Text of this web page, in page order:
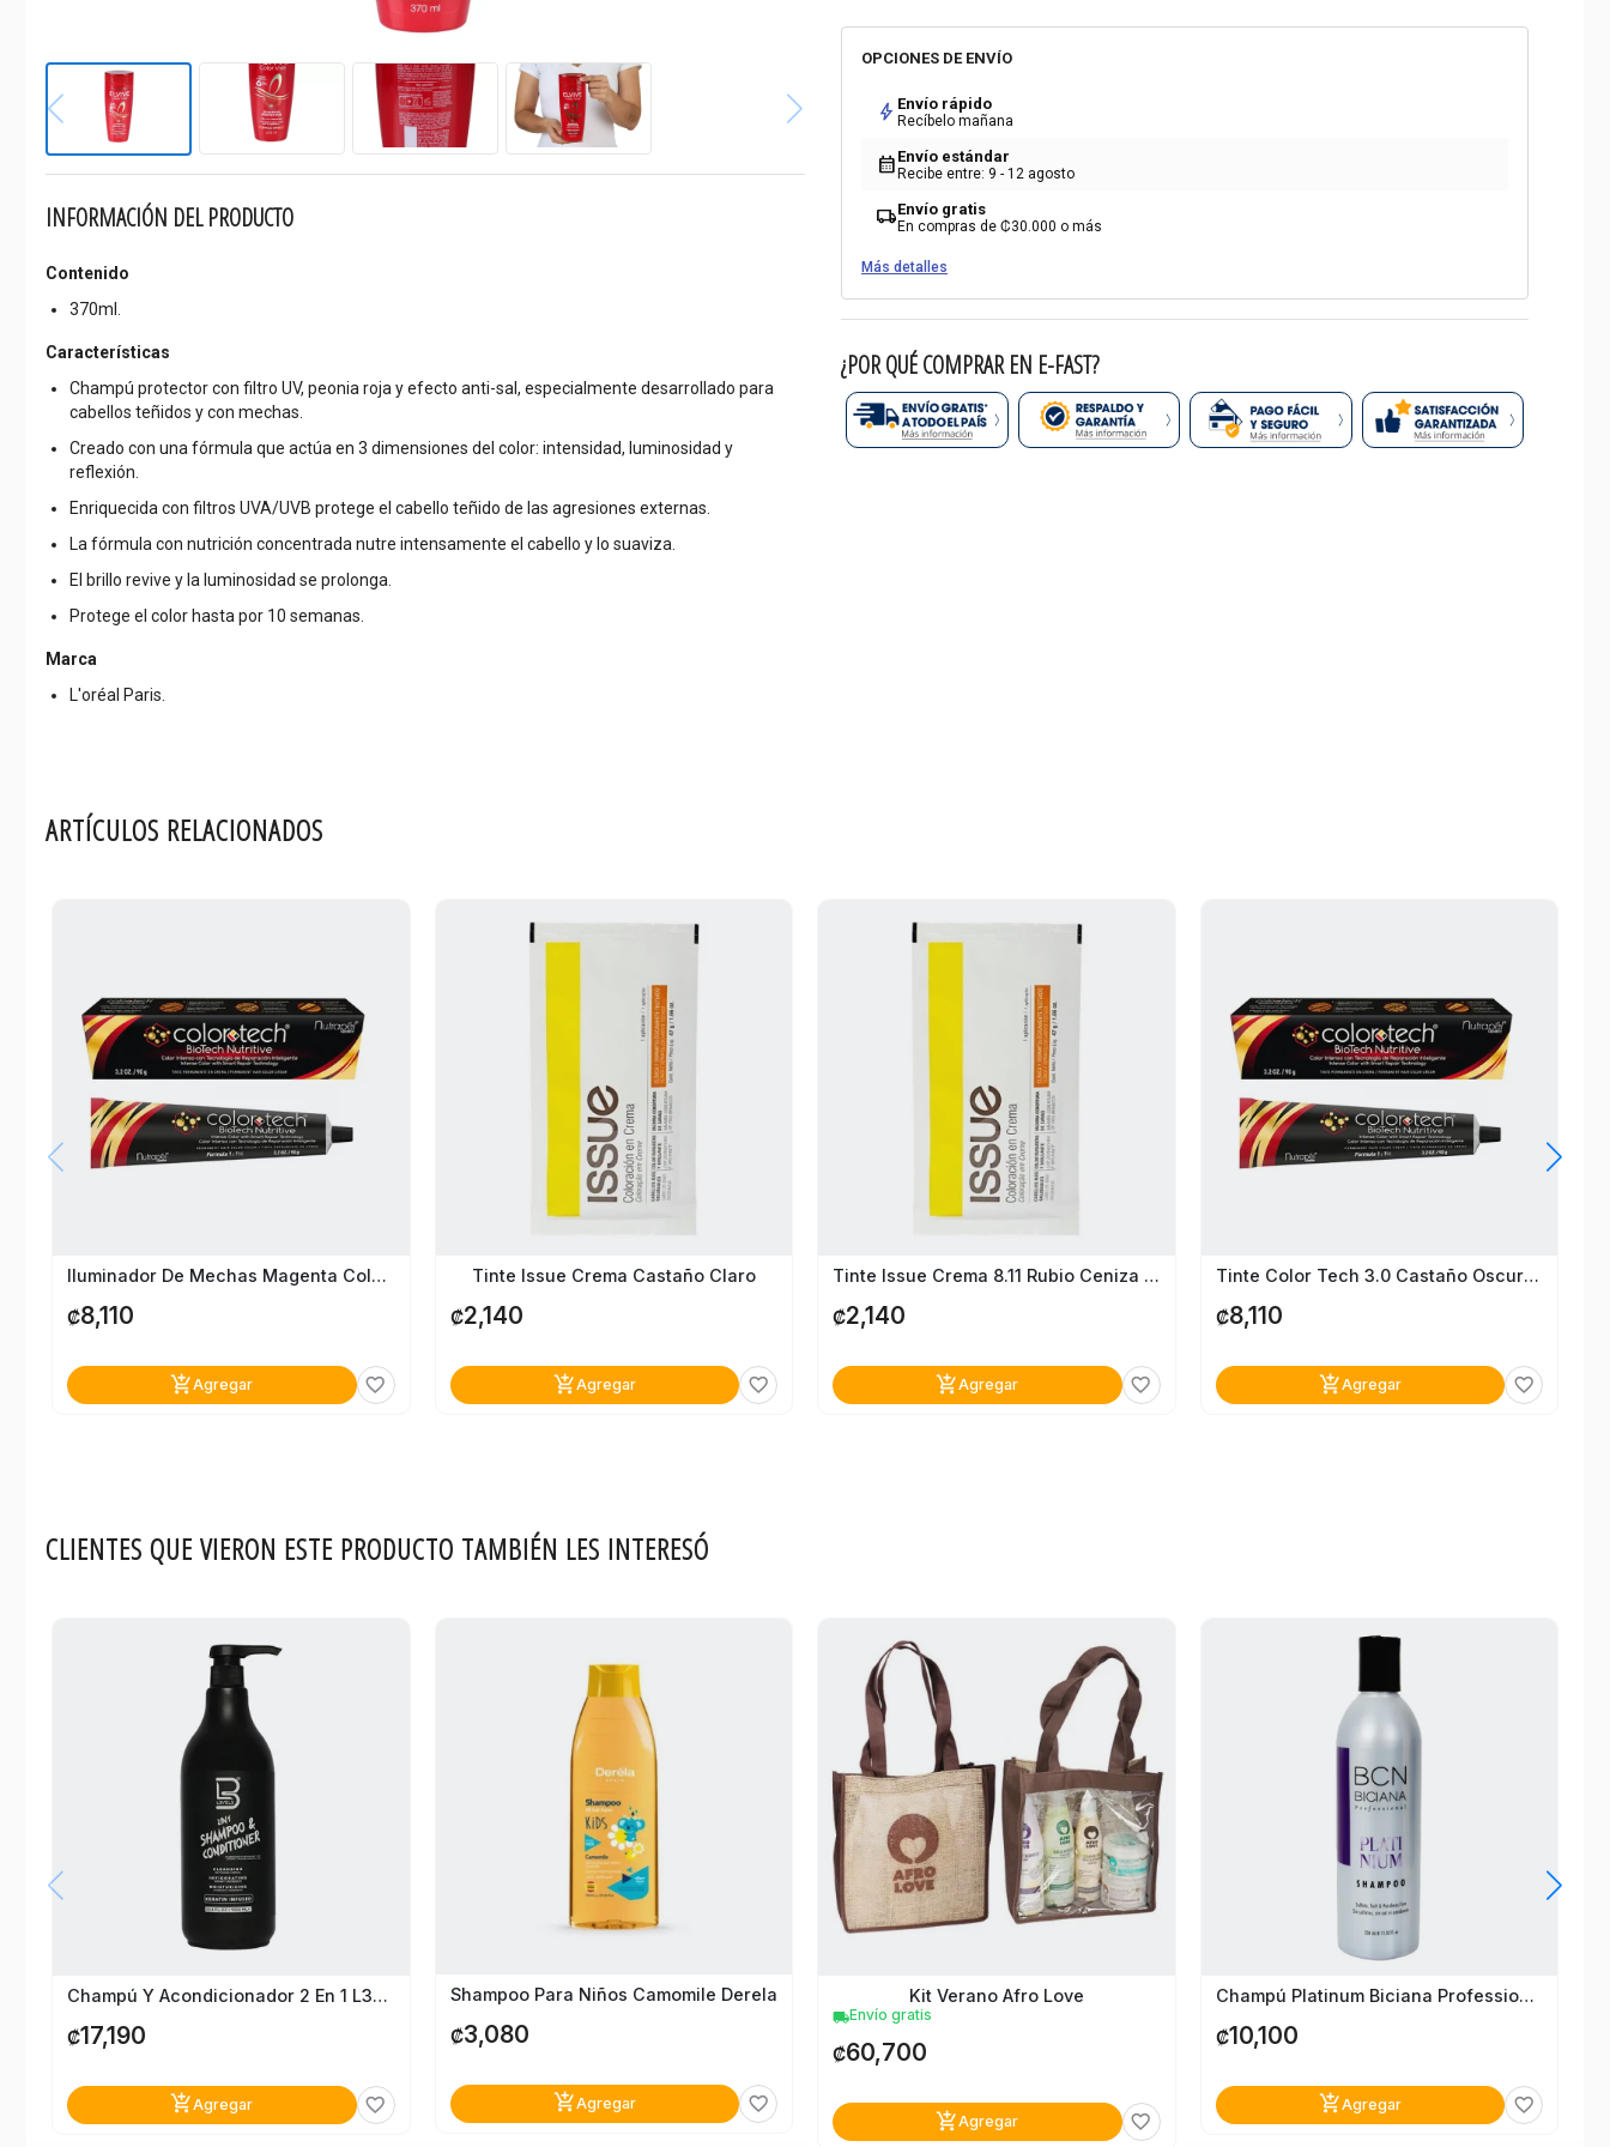
INFORMACIÓN DEL PRODUCTO
Contenido
370ml.
Características
Champú protector con filtro UV, peonia roja y efecto anti-sal, especialmente desarrollado para
cabellos teñidos y con mechas.
Creado con una fórmula que actúa en 3 dimensiones del color: intensidad, luminosidad y
reflexión.
Enriquecida con filtros UVA/UVB protege el cabello teñido de las agresiones externas.
La fórmula con nutrición concentrada nutre intensamente el cabello y lo suaviza.
El brillo revive y la luminosidad se prolonga.
Protege el color hasta por 10 semanas.
Marca
L'oréal Paris.
OPCIONES DE ENVÍO
bolt Envío rápido
Recíbelo mañana
calendar_month Envío estándar
Recibe entre: 9 - 12 agosto
local_shippingEnvío gratis
En compras de ₡30.000 o más
Más detalles
¿POR QUÉ COMPRAR EN E-FAST?
ARTÍCULOS RELACIONADOS
Iluminador De Mechas Magenta Color Tech
₡8,110
add_shopping_cartAgregar favorite_border
Tinte Issue Crema Castaño Claro
₡2,140
add_shopping_cartAgregar favorite_border
Tinte Issue Crema 8.11 Rubio Ceniza Claro
₡2,140
add_shopping_cartAgregar favorite_border
Tinte Color Tech 3.0 Castaño Oscuro Profundo
₡8,110
add_shopping_cartAgregar favorite_border
CLIENTES QUE VIERON ESTE PRODUCTO TAMBIÉN LES INTERESÓ
Champú Y Acondicionador 2 En 1 L3vel3
₡17,190
add_shopping_cartAgregar favorite_border
Shampoo Para Niños Camomile Derela
₡3,080
add_shopping_cartAgregar favorite_border
Kit Verano Afro Love
local_shippingEnvío gratis
₡60,700
add_shopping_cartAgregar favorite_border
Champú Platinum Biciana Professional 350Ml
₡10,100
add_shopping_cartAgregar favorite_border